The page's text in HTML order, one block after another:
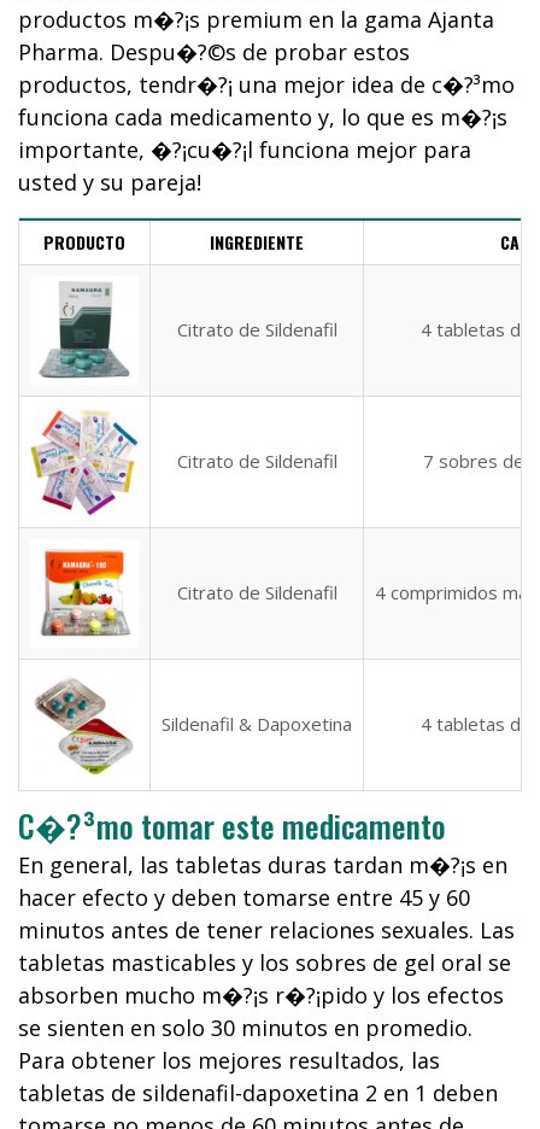
productos m�?¡s premium en la gama Ajanta
Pharma. Despu�?©s de probar estos
productos, tendr�?¡ una mejor idea de c�?³mo
funciona cada medicamento y, lo que es m�?¡s
importante, �?¡cu�?¡l funciona mejor para
usted y su pareja!
PRODUCTO INGREDIENTE
Citrato de Sildenafil 4 tabletas
Citrato de Sildenafil 7 sobres de
Citrato de Sildenafil 4 comprimidos
Sildenafil & Dapoxetina 4 tabletas
C�?³mo tomar este medicamento
En general, las tabletas duras tardan m�?¡s en
hacer efecto y deben tomarse entre 45 y 60
minutos antes de tener relaciones sexuales. Las
tabletas masticables y los sobres de gel oral se
absorben mucho m�?¡s r�?¡pido y los efectos
se sienten en solo 30 minutos en promedio.
Para obtener los mejores resultados, las
tabletas de sildenafil-dapoxetina 2 en 1 deben